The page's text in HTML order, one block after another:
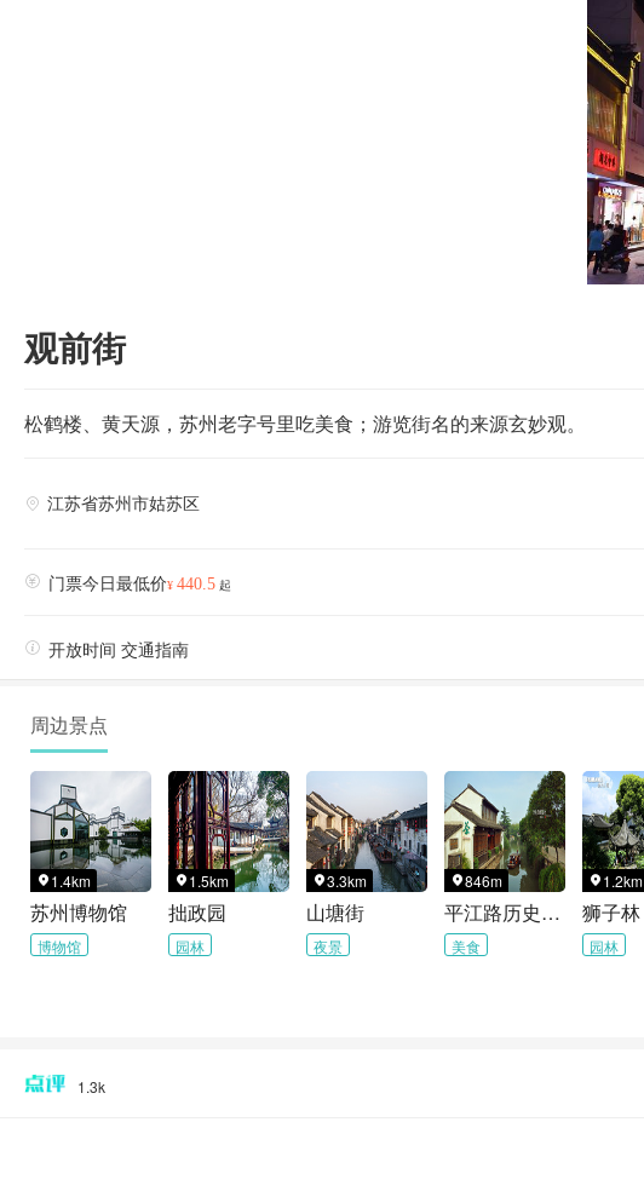
观前街
松鹤楼、黄天源，苏州老字号里吃美食；游览街名的来源玄妙观。
 江苏省苏州市姑苏区
 门票今日最低价¥ 440.5 起
 开放时间 交通指南
周边景点
 1.4km
苏州博物馆
博物馆
 1.5km
拙政园
园林
3.3km
山塘街
夜景
846m
平江路历史街区
美食
 1.2km
狮子林
园林
1.3k